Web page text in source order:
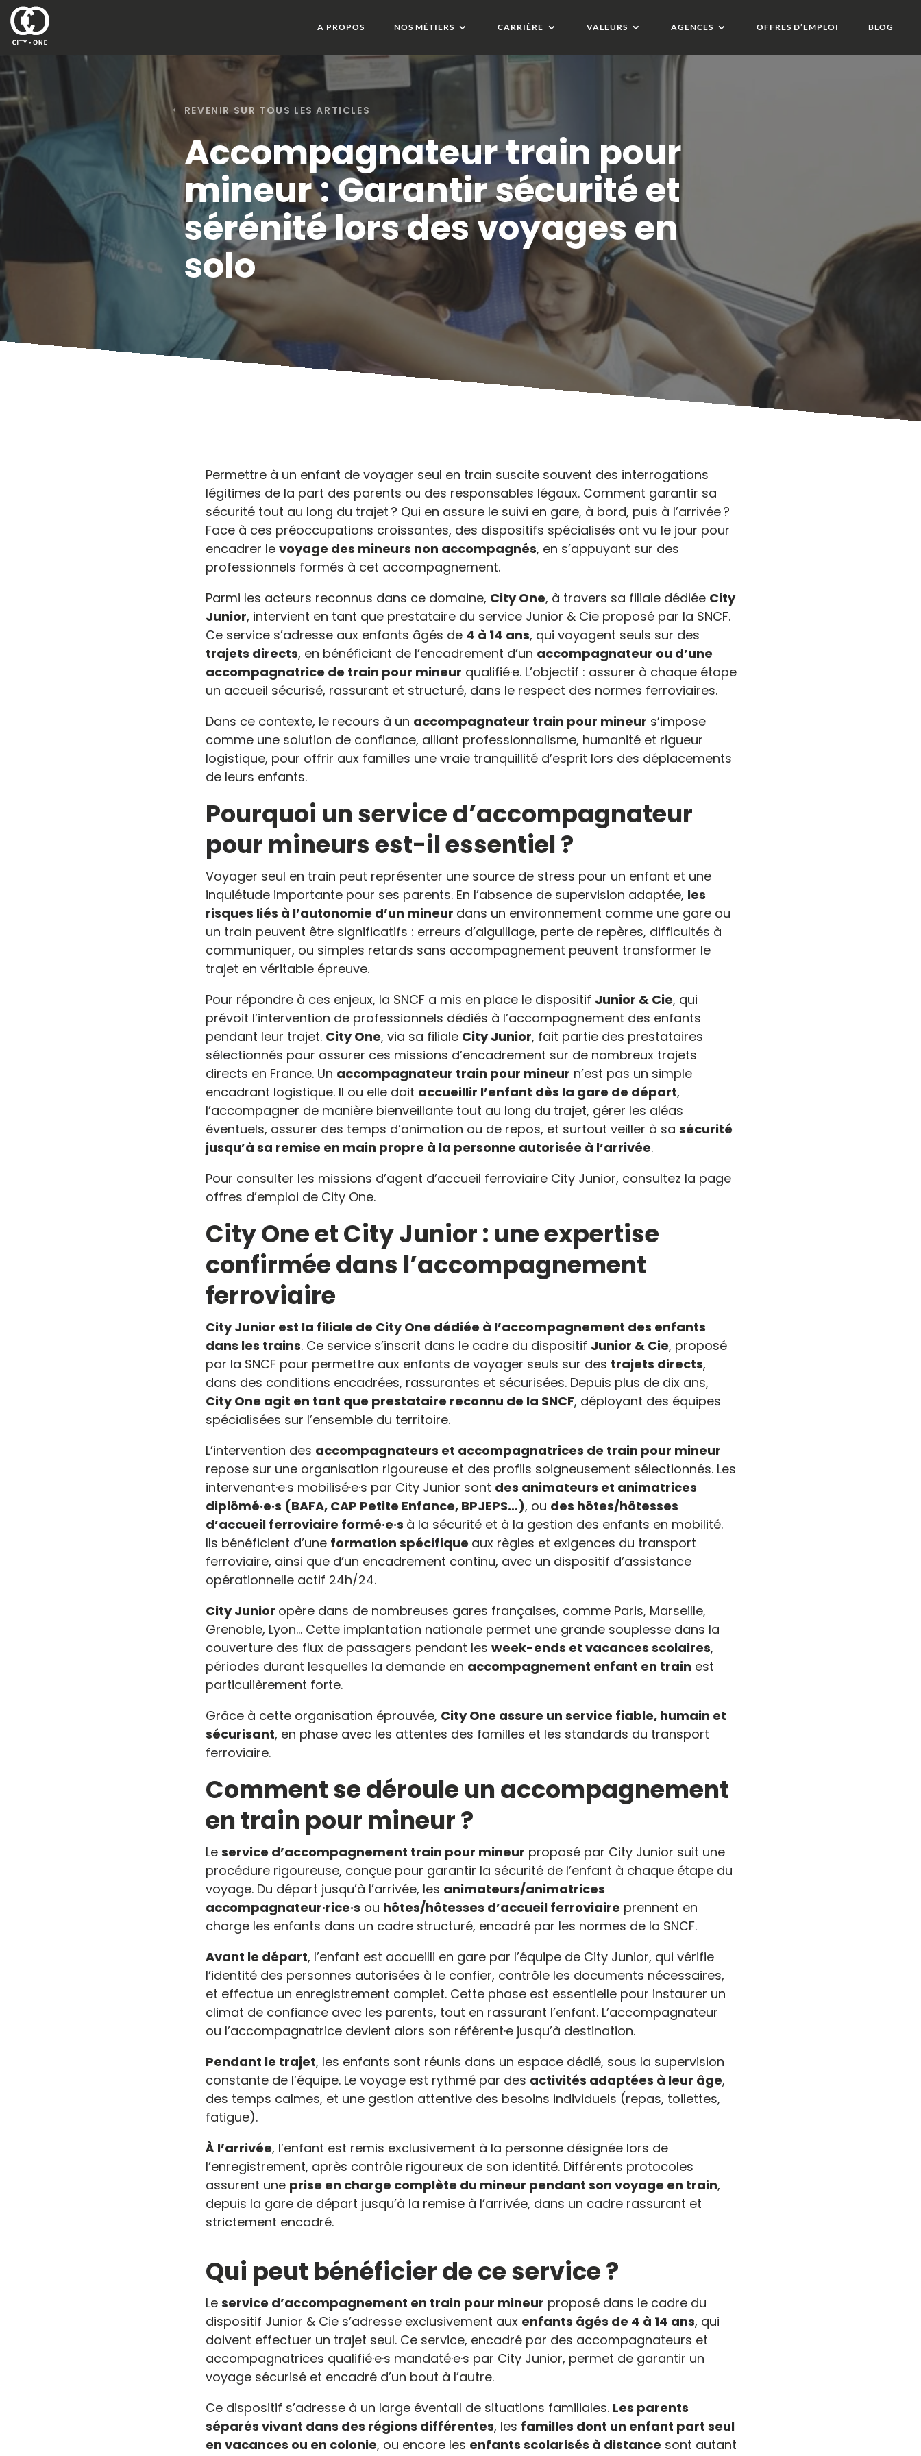
A PROPOS NOS MÉTIERS CARRIÈRE VALEURS AGENCES OFFRES D’EMPLOI BLOG
REVENIR SUR TOUS LES ARTICLES
Accompagnateur train pour
mineur : Garantir sécurité et
sérénité lors des voyages en
solo
Permettre à un enfant de voyager seul en train suscite souvent des interrogations
légitimes de la part des parents ou des responsables légaux. Comment garantir sa
sécurité tout au long du trajet ? Qui en assure le suivi en gare, à bord, puis à l’arrivée ?
Face à ces préoccupations croissantes, des dispositifs spécialisés ont vu le jour pour
encadrer le voyage des mineurs non accompagnés, en s’appuyant sur des
professionnels formés à cet accompagnement.
Parmi les acteurs reconnus dans ce domaine, City One, à travers sa filiale dédiée City
Junior, intervient en tant que prestataire du service Junior & Cie proposé par la SNCF.
Ce service s’adresse aux enfants âgés de 4 à 14 ans, qui voyagent seuls sur des
trajets directs, en bénéficiant de l’encadrement d’un accompagnateur ou d’une
accompagnatrice de train pour mineur qualifié·e. L’objectif : assurer à chaque étape
un accueil sécurisé, rassurant et structuré, dans le respect des normes ferroviaires.
Dans ce contexte, le recours à un accompagnateur train pour mineur s’impose
comme une solution de confiance, alliant professionnalisme, humanité et rigueur
logistique, pour offrir aux familles une vraie tranquillité d’esprit lors des déplacements
de leurs enfants.
Pourquoi un service d’accompagnateur
pour mineurs est-il essentiel ?
Voyager seul en train peut représenter une source de stress pour un enfant et une
inquiétude importante pour ses parents. En l’absence de supervision adaptée, les
risques liés à l’autonomie d’un mineur dans un environnement comme une gare ou
un train peuvent être significatifs : erreurs d’aiguillage, perte de repères, difficultés à
communiquer, ou simples retards sans accompagnement peuvent transformer le
trajet en véritable épreuve.
Pour répondre à ces enjeux, la SNCF a mis en place le dispositif Junior & Cie, qui
prévoit l’intervention de professionnels dédiés à l’accompagnement des enfants
pendant leur trajet. City One, via sa filiale City Junior, fait partie des prestataires
sélectionnés pour assurer ces missions d’encadrement sur de nombreux trajets
directs en France. Un accompagnateur train pour mineur n’est pas un simple
encadrant logistique. Il ou elle doit accueillir l’enfant dès la gare de départ,
l’accompagner de manière bienveillante tout au long du trajet, gérer les aléas
éventuels, assurer des temps d’animation ou de repos, et surtout veiller à sa sécurité
jusqu’à sa remise en main propre à la personne autorisée à l’arrivée.
Pour consulter les missions d’agent d’accueil ferroviaire City Junior, consultez la page
offres d’emploi de City One.
City One et City Junior : une expertise
confirmée dans l’accompagnement
ferroviaire
City Junior est la filiale de City One dédiée à l’accompagnement des enfants
dans les trains. Ce service s’inscrit dans le cadre du dispositif Junior & Cie, proposé
par la SNCF pour permettre aux enfants de voyager seuls sur des trajets directs,
dans des conditions encadrées, rassurantes et sécurisées. Depuis plus de dix ans,
City One agit en tant que prestataire reconnu de la SNCF, déployant des équipes
spécialisées sur l’ensemble du territoire.
L’intervention des accompagnateurs et accompagnatrices de train pour mineur
repose sur une organisation rigoureuse et des profils soigneusement sélectionnés. Les
intervenant·e·s mobilisé·e·s par City Junior sont des animateurs et animatrices
diplômé·e·s (BAFA, CAP Petite Enfance, BPJEPS…), ou des hôtes/hôtesses
d’accueil ferroviaire formé·e·s à la sécurité et à la gestion des enfants en mobilité.
Ils bénéficient d’une formation spécifique aux règles et exigences du transport
ferroviaire, ainsi que d’un encadrement continu, avec un dispositif d’assistance
opérationnelle actif 24h/24.
City Junior opère dans de nombreuses gares françaises, comme Paris, Marseille,
Grenoble, Lyon… Cette implantation nationale permet une grande souplesse dans la
couverture des flux de passagers pendant les week-ends et vacances scolaires,
périodes durant lesquelles la demande en accompagnement enfant en train est
particulièrement forte.
Grâce à cette organisation éprouvée, City One assure un service fiable, humain et
sécurisant, en phase avec les attentes des familles et les standards du transport
ferroviaire.
Comment se déroule un accompagnement
en train pour mineur ?
Le service d’accompagnement train pour mineur proposé par City Junior suit une
procédure rigoureuse, conçue pour garantir la sécurité de l’enfant à chaque étape du
voyage. Du départ jusqu’à l’arrivée, les animateurs/animatrices
accompagnateur·rice·s ou hôtes/hôtesses d’accueil ferroviaire prennent en
charge les enfants dans un cadre structuré, encadré par les normes de la SNCF.
Avant le départ, l’enfant est accueilli en gare par l’équipe de City Junior, qui vérifie
l’identité des personnes autorisées à le confier, contrôle les documents nécessaires,
et effectue un enregistrement complet. Cette phase est essentielle pour instaurer un
climat de confiance avec les parents, tout en rassurant l’enfant. L’accompagnateur
ou l’accompagnatrice devient alors son référent·e jusqu’à destination.
Pendant le trajet, les enfants sont réunis dans un espace dédié, sous la supervision
constante de l’équipe. Le voyage est rythmé par des activités adaptées à leur âge,
des temps calmes, et une gestion attentive des besoins individuels (repas, toilettes,
fatigue).
À l’arrivée, l’enfant est remis exclusivement à la personne désignée lors de
l’enregistrement, après contrôle rigoureux de son identité. Différents protocoles
assurent une prise en charge complète du mineur pendant son voyage en train,
depuis la gare de départ jusqu’à la remise à l’arrivée, dans un cadre rassurant et
strictement encadré.
Qui peut bénéficier de ce service ?
Le service d’accompagnement en train pour mineur proposé dans le cadre du
dispositif Junior & Cie s’adresse exclusivement aux enfants âgés de 4 à 14 ans, qui
doivent effectuer un trajet seul. Ce service, encadré par des accompagnateurs et
accompagnatrices qualifié·e·s mandaté·e·s par City Junior, permet de garantir un
voyage sécurisé et encadré d’un bout à l’autre.
Ce dispositif s’adresse à un large éventail de situations familiales. Les parents
séparés vivant dans des régions différentes, les familles dont un enfant part seul
en vacances ou en colonie, ou encore les enfants scolarisés à distance sont autant